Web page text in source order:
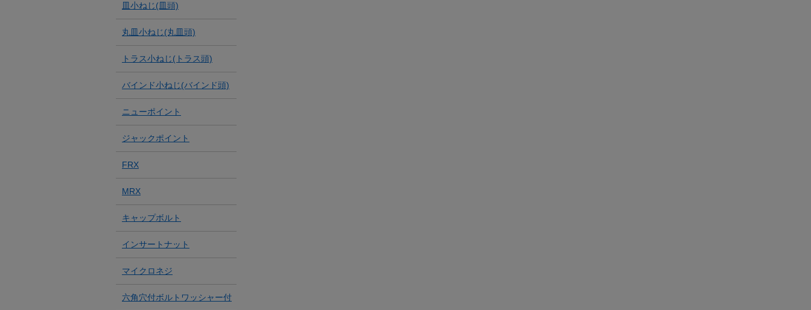
皿小ねじ(皿頭)
丸皿小ねじ(丸皿頭)
トラス小ねじ(トラス頭)
バインド小ねじ(バインド頭)
ニューポイント
ジャックポイント
FRX
MRX
キャップボルト
インサートナット
マイクロネジ
六角穴付ボルトワッシャー付